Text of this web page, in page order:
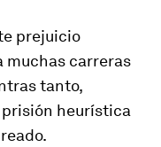
prejuicio
muchas carreras
tanto,
heurística